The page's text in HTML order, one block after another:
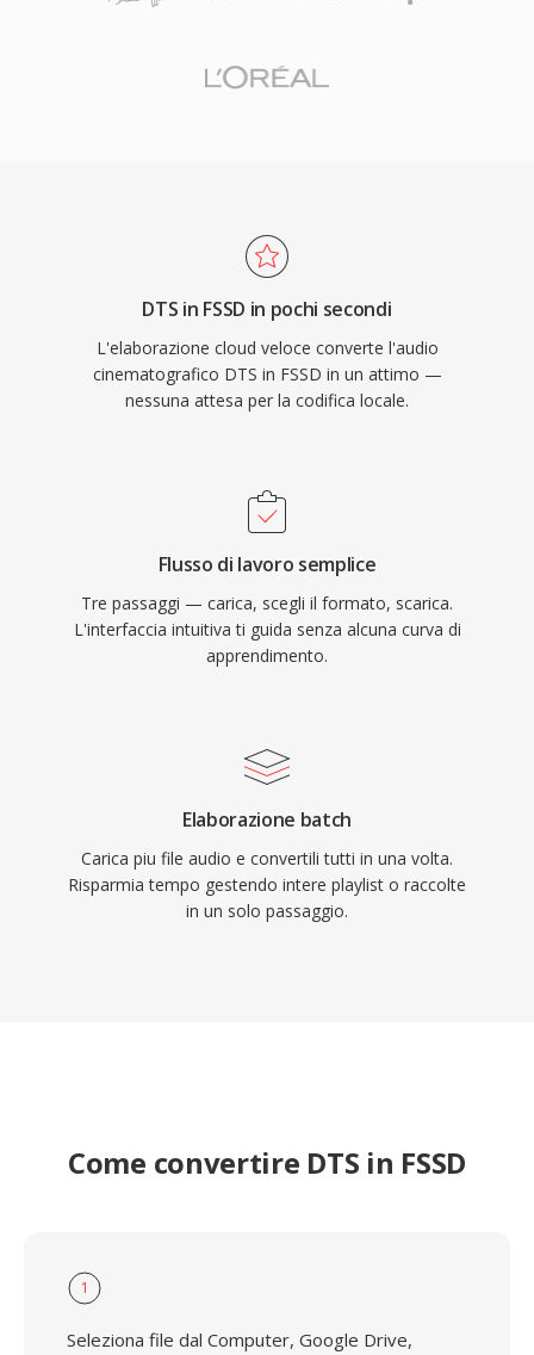
DTS in FSSD in pochi secondi
L'elaborazione cloud veloce converte l'audio
cinematografico DTS in FSSD in un attimo —
nessuna attesa per la codifica locale.
Flusso di lavoro semplice
Tre passaggi — carica, scegli il formato, scarica.
L'interfaccia intuitiva ti guida senza alcuna curva di
apprendimento.
Elaborazione batch
Carica piu file audio e convertili tutti in una volta.
Risparmia tempo gestendo intere playlist o raccolte
in un solo passaggio.
Come convertire DTS in FSSD
1
Seleziona file dal Computer, Google Drive,